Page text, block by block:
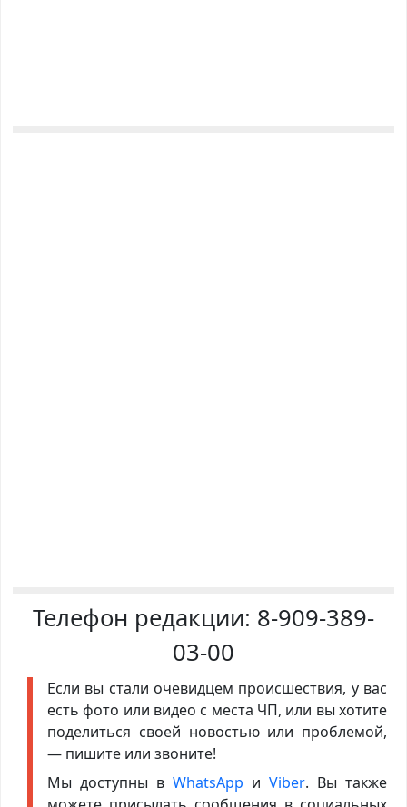
Телефон редакции: 8-909-389-
03-00
Если вы стали очевидцем происшествия, у вас
есть фото или видео с места ЧП, или вы хотите
поделиться своей новостью или проблемой,
— пишите или звоните!
Мы доступны в WhatsApp иViber. Вы также